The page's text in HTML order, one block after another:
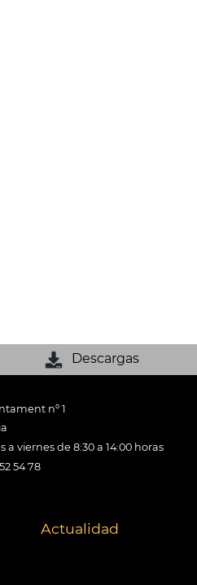
Descargas
nº 1
a viernes de 8:30 a 14:00 horas
54 78
Actualidad